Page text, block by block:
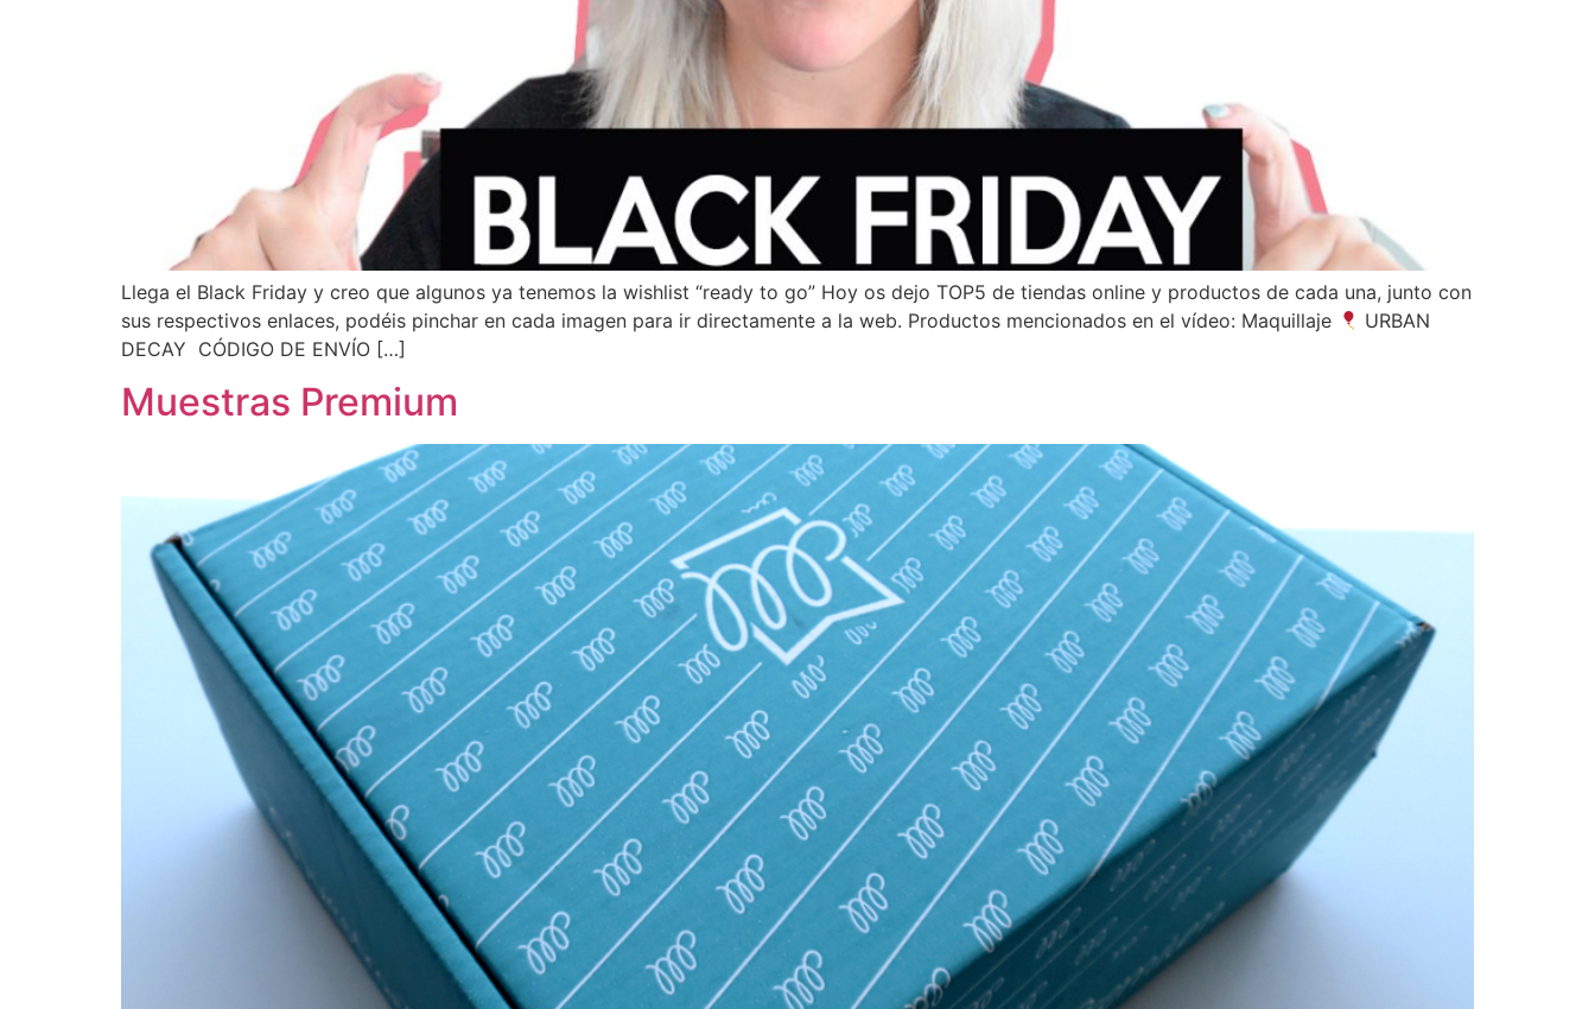
Llega el Black Friday y creo que algunos ya tenemos la wishlist “ready to go” Hoy os dejo TOP5 de tiendas online y productos de cada una, junto con
sus respectivos enlaces, podéis pinchar en cada imagen para ir directamente a la web. Productos mencionados en el vídeo: Maquillaje
URBAN
DECAY CÓDIGO DE ENVÍO […]
Muestras Premium